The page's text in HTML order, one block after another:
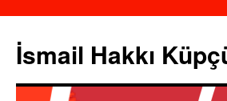
İsmail Hakkı